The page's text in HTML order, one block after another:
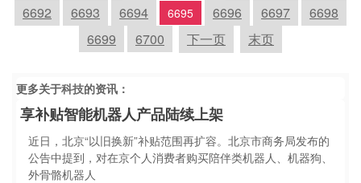
6692
6693 6694 6695 6696 6697
6698
6699
6700 下一页 末页
更多关于科技的资讯：
享补贴智能机器人产品陆续上架
近日，北京“以旧换新”补贴范围再扩容。北京市商务局发布的
公告中提到，对在京个人消费者购买陪伴类机器人、机器狗、
外骨骼机器人